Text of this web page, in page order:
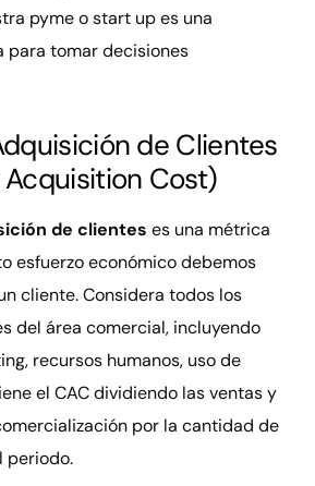
pyme o start up es una
para tomar decisiones
de Clientes
Cost)
de clientes es una métrica
esfuerzo económico debemos
cliente. Considera todos los
del área comercial, incluyendo
recursos humanos, uso de
el CAC dividiendo las ventas y
por la cantidad de
periodo.